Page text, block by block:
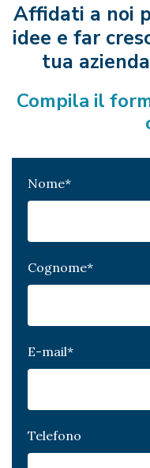
Affidati a noi
idee e far
tua
Compila il
Nome*
Cognome*
E-mail*
Telefono